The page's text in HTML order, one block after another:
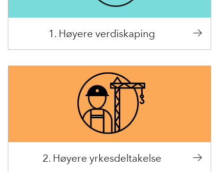
1. Høyere verdiskaping
2. Høyere yrkesdeltakelse